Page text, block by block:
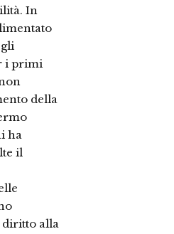
In
i primi
della
ha
il
diritto alla